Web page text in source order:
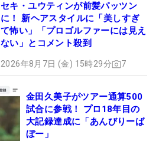
セキ・ユウティンが前髪パッツン
に！ 新ヘアスタイルに「美しすぎ
て怖い」「プロゴルファーには見え
ない」とコメント殺到
2026年8月7日 (金) 15時29分 7
金田久美子がツアー通算500
試合に参戦！ プロ18年目の
大記録達成に「あんびりーば
ぼー」